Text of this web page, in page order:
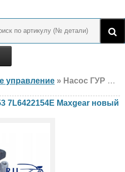
управление » Насос ГУР Maxgear 480153 7L6422154E Audi, Volkswagen, новый
7L6422154E Maxgear новый